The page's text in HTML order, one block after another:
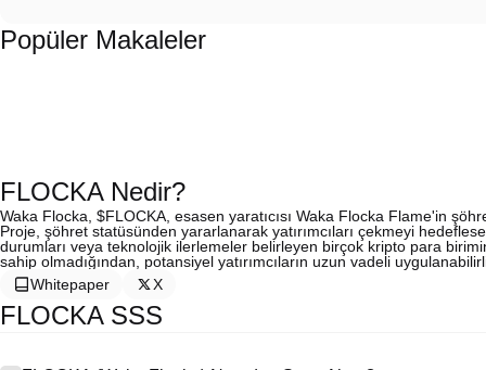
Popüler Makaleler
FLOCKA Nedir?
Waka Flocka, $FLOCKA, esasen yaratıcısı Waka Flocka Flame'in
Proje, şöhret statüsünden yararlanarak yatırımcıları çekmeyi
durumları veya teknolojik ilerlemeler belirleyen birçok kripto para
sahip olmadığından, potansiyel yatırımcıların uzun vadeli
Whitepaper
X
FLOCKA SSS